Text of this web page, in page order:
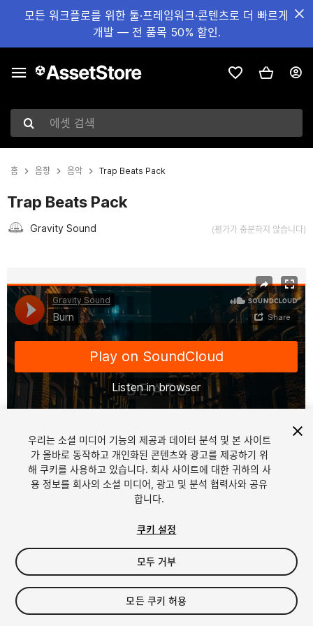
모든 워크플로를 위한 툴·프레임워크·콘텐츠로 더 빠르게
개발 — 전 품목 50% 할인.
에셋 검색
홈 음향 음악 Trap Beats Pack
Trap Beats Pack
Gravity Sound (평가가 충분하지 않습니다)
1/12
$29.99
세금/부가세는 결제 시 반영됩니다.
우리는 소셜 미디어 기능의 제공과 데이터 분석 및 본 사이트
가 올바로 동작하고 개인화된 콘텐츠와 광고를 제공하기 위
해 쿠키를 사용하고 있습니다. 회사 사이트에 대한 귀하의 사
용 정보를 회사의 소셜 미디어, 광고 및 분석 협력사와 공유
합니다.
쿠키 설정
모두 거부
모든 쿠키 허용